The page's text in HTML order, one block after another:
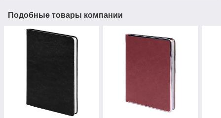
Подобные товары компании